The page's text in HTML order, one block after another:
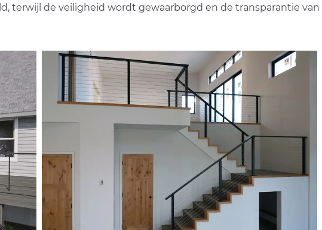
terwijl de veiligheid wordt gewaarborgd en de transparantie van